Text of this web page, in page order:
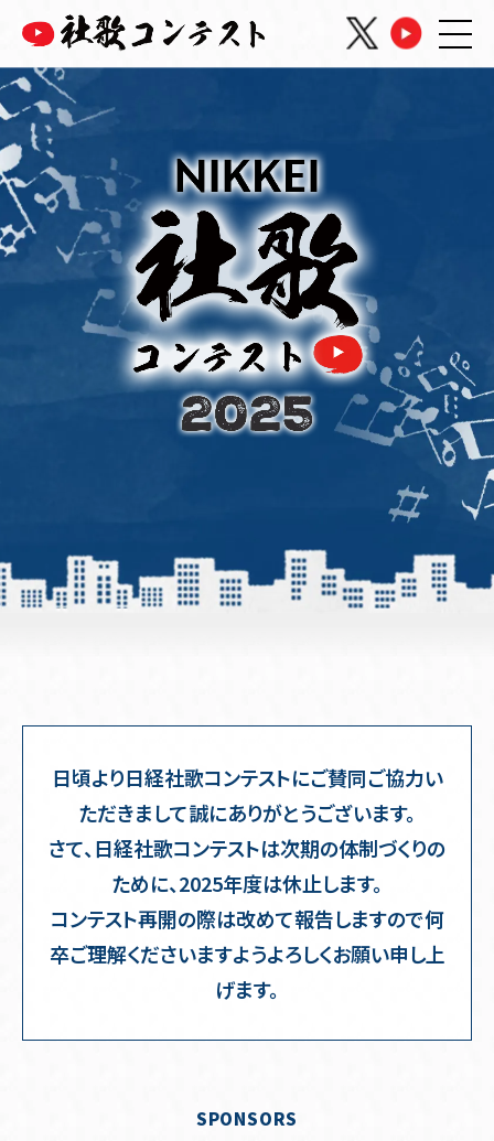
開催概要
各賞について
スケジュール
審査員
応募要項
資料ダウンロード
過去大会の様子
お問い合わせ
日頃より日経社歌コンテストにご賛同ご協力い
ただきまして誠にありがとうございます。
さて、日経社歌コンテストは次期の体制づくりの
ために、2025年度は休止します。
コンテスト再開の際は改めて報告しますので何
卒ご理解くださいますようよろしくお願い申し上
げます。
SPONSORS